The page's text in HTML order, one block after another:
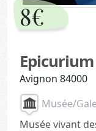
8€
Epicurium
Avignon 84000
Musée/
Musée vivant